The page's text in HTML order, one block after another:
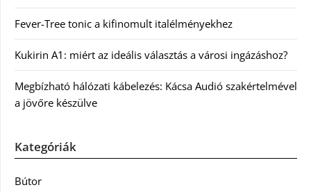
Fever-Tree tonic a kifinomult italélményekhez
Kukirin A1: miért az ideális választás a városi ingázáshoz?
Megbízható hálózati kábelezés: Kácsa Audió szakértelmével
a jövőre készülve
Kategóriák
Bútor